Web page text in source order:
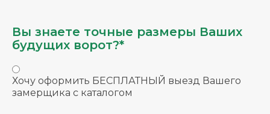
Вы знаете точные размеры Ваших
будущих ворот?*
Хочу оформить БЕСПЛАТНЫЙ выезд Вашего
замерщика с каталогом